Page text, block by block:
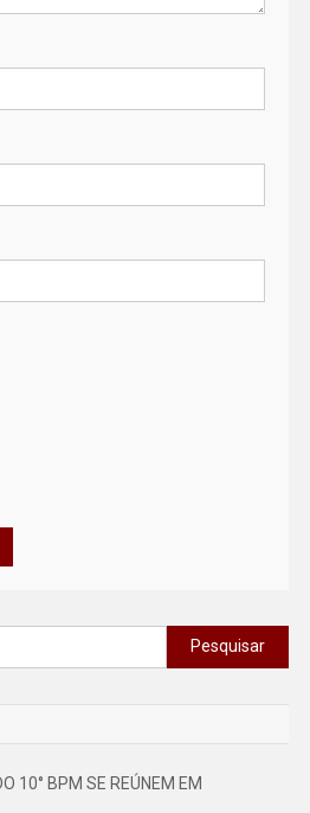
Pesquisar
por:
10° BPM SE REÚNEM EM